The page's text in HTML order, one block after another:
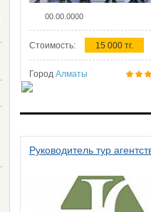
00.00.0000
Стоимость: 15 000 тг.
Город Алматы
Руководитель тур